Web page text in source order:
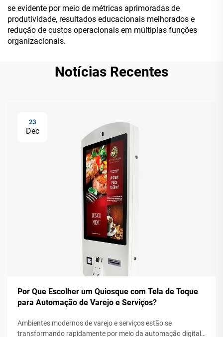
se evidente por meio de métricas aprimoradas de
produtividade, resultados educacionais melhorados e
redução de custos operacionais em múltiplas funções
organizacionais.
Notícias Recentes
23
Dec
Por Que Escolher um Quiosque com Tela de Toque
para Automação de Varejo e Serviços?
Ambientes modernos de varejo e serviços estão se
transformando rapidamente por meio da automação digital,